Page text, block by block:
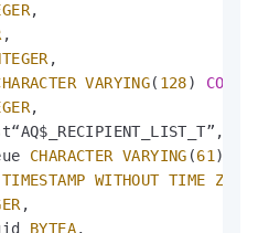
,
,
,
VARYING( 128)
,
CHARACTER VARYING (61 )
TIMESTAMP WITHOUT TIME ZONE
,
BYTEA,